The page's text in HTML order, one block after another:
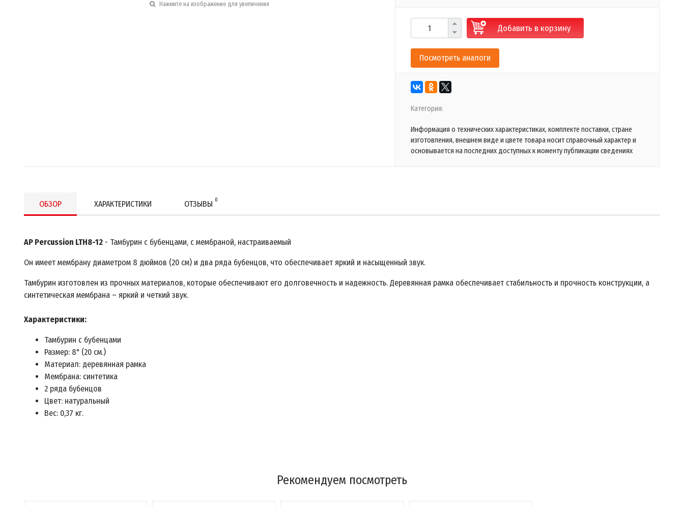
Нажмите на изображение для увеличения
Добавить в корзину
Посмотреть аналоги
Категория:
Информация о технических характеристиках, комплекте поставки, стране
изготовления, внешнем виде и цвете товара носит справочный характер и
основывается на последних доступных к моменту публикации сведениях
ОБЗОР ХАРАКТЕРИСТИКИ ОТЗЫВЫ 0
AP Percussion LTH8-12 - Тамбурин с бубенцами, с мембраной, настраиваемый
Он имеет мембрану диаметром 8 дюймов (20 см) и два ряда бубенцов, что обеспечивает яркий и насыщенный звук.
Тамбурин изготовлен из прочных материалов, которые обеспечивают его долговечность и надежность. Деревянная рамка обеспечивает стабильность и прочность конструкции, а
синтетическая мембрана – яркий и четкий звук.
Характеристики:
Тамбурин с бубенцами
Размер: 8" (20 см.)
Материал: деревянная рамка
Мембрана: синтетика
2 ряда бубенцов
Цвет: натуральный
Вес: 0,37 кг.
Рекомендуем посмотреть